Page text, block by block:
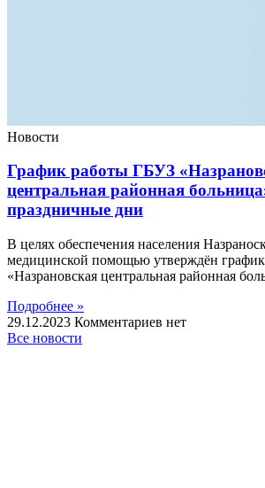
Новости
График работы ГБУЗ
центральная районная
праздничные дни
В целях обеспечения населения
медицинской помощью утверждён
«Назрановская центральная районная
Подробнее »
29.12.2023 Комментариев нет
Все новости